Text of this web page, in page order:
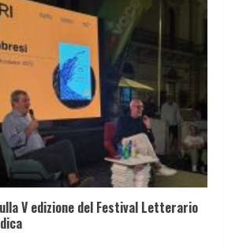
V edizione del Festival Letterario